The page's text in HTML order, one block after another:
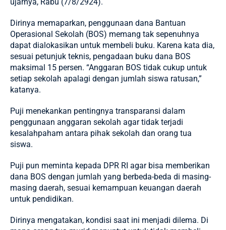
Dirinya memaparkan, penggunaan dana Bantuan
Operasional Sekolah (BOS) memang tak sepenuhnya
dapat dialokasikan untuk membeli buku. Karena kata dia,
sesuai petunjuk teknis, pengadaan buku dana BOS
maksimal 15 persen. “Anggaran BOS tidak cukup untuk
setiap sekolah apalagi dengan jumlah siswa ratusan,”
katanya.
Puji menekankan pentingnya transparansi dalam
penggunaan anggaran sekolah agar tidak terjadi
kesalahpaham antara pihak sekolah dan orang tua
siswa.
Puji pun meminta kepada DPR RI agar bisa memberikan
dana BOS dengan jumlah yang berbeda-beda di masing-
masing daerah, sesuai kemampuan keuangan daerah
untuk pendidikan.
Dirinya mengatakan, kondisi saat ini menjadi dilema. Di